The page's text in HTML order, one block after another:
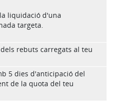
liquidació d'una
targeta.
rebuts carregats al teu
5 dies d'anticipació del
de la quota del teu